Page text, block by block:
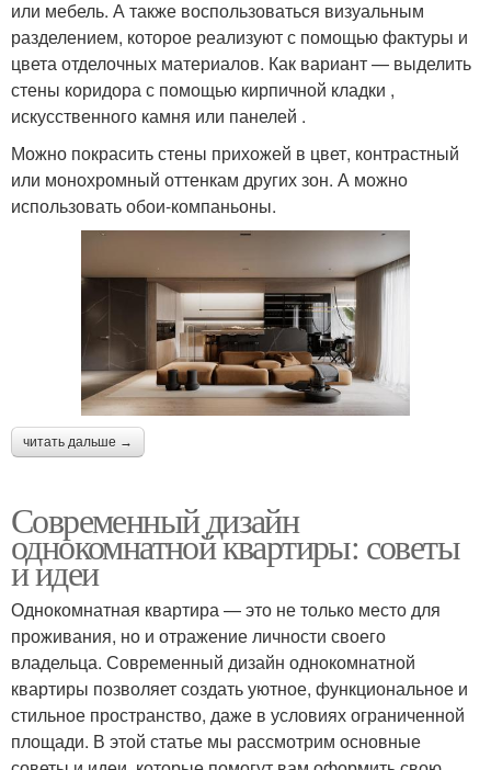
или мебель. А также воспользоваться визуальным
разделением, которое реализуют с помощью фактуры и
цвета отделочных материалов. Как вариант — выделить
стены коридора с помощью кирпичной кладки ,
искусственного камня или панелей .
Можно покрасить стены прихожей в цвет, контрастный
или монохромный оттенкам других зон. А можно
использовать обои-компаньоны.
читать дальше →
Современный дизайн
однокомнатной квартиры: советы
и идеи
Однокомнатная квартира — это не только место для
проживания, но и отражение личности своего
владельца. Современный дизайн однокомнатной
квартиры позволяет создать уютное, функциональное и
стильное пространство, даже в условиях ограниченной
площади. В этой статье мы рассмотрим основные